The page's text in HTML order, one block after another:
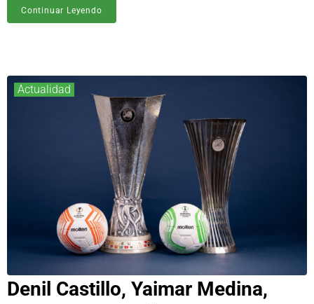
Continuar Leyendo
Actualidad
Denil Castillo, Yaimar Medina,